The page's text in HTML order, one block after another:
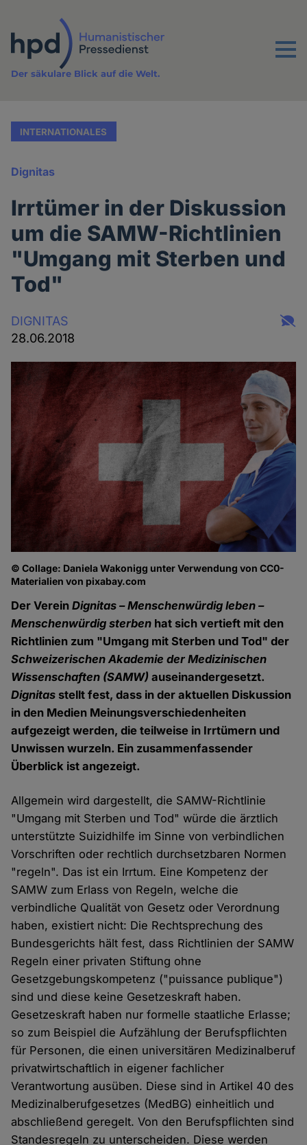
Inhalt
Menu
Der säkulare Blick auf die Welt.
INTERNATIONALES
Dignitas
Irrtümer in der Diskussion
um die SAMW-Richtlinien
"Umgang mit Sterben und
Tod"
DIGNITAS
28.06.2018
© Collage: Daniela Wakonigg unter Verwendung von CC0-
Materialien von pixabay.com
Der VereinDignitas – Menschenwürdig leben –
Menschenwürdig sterben hat sich vertieft mit den
Richtlinien zum "Umgang mit Sterben und Tod" der
Schweizerischen Akademie der Medizinischen
Wissenschaften (SAMW) auseinandergesetzt.
Dignitas stellt fest, dass in der aktuellen Diskussion
in den Medien Meinungsverschiedenheiten
aufgezeigt werden, die teilweise in Irrtümern und
Unwissen wurzeln. Ein zusammenfassender
Überblick ist angezeigt.
Allgemein wird dargestellt, die SAMW-Richtlinie
"Umgang mit Sterben und Tod" würde die ärztlich
unterstützte Suizidhilfe im Sinne von verbindlichen
Vorschriften oder rechtlich durchsetzbaren Normen
"regeln". Das ist ein Irrtum. Eine Kompetenz der
SAMW zum Erlass von Regeln, welche die
verbindliche Qualität von Gesetz oder Verordnung
haben, existiert nicht: Die Rechtsprechung des
Bundesgerichts hält fest, dass Richtlinien der SAMW
Regeln einer privaten Stiftung ohne
Gesetzgebungskompetenz ("puissance publique")
sind und diese keine Gesetzeskraft haben.
Gesetzeskraft haben nur formelle staatliche Erlasse;
so zum Beispiel die Aufzählung der Berufspflichten
für Personen, die einen universitären Medizinalberuf
privatwirtschaftlich in eigener fachlicher
Verantwortung ausüben. Diese sind in Artikel 40 des
Medizinalberufgesetzes (MedBG) einheitlich und
abschließend geregelt. Von den Berufspflichten sind
Standesregeln zu unterscheiden. Diese werden